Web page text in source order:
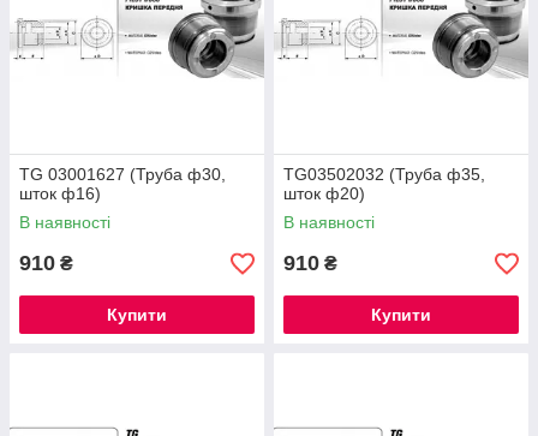
TG 03001627 (Труба ф30,
шток ф16)
В наявності
910 ₴
Купити
TG03502032 (Труба ф35,
шток ф20)
В наявності
910 ₴
Купити